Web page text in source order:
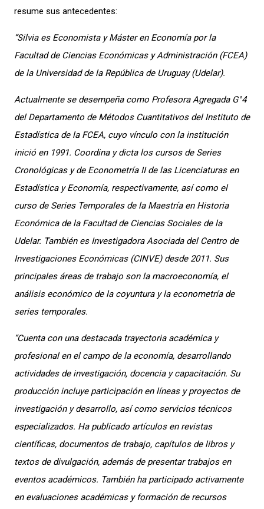
resume sus antecedentes:
“Silvia es Economista y Máster en Economía por la
Facultad de Ciencias Económicas y Administración (FCEA)
de la Universidad de la República de Uruguay (Udelar).
Actualmente se desempeña como Profesora Agregada G°4
del Departamento de Métodos Cuantitativos del Instituto de
Estadística de la FCEA, cuyo vínculo con la institución
inició en 1991. Coordina y dicta los cursos de Series
Cronológicas y de Econometría II de las Licenciaturas en
Estadística y Economía, respectivamente, así como el
curso de Series Temporales de la Maestría en Historia
Económica de la Facultad de Ciencias Sociales de la
Udelar. También es Investigadora Asociada del Centro de
Investigaciones Económicas (CINVE) desde 2011. Sus
principales áreas de trabajo son la macroeconomía, el
análisis económico de la coyuntura y la econometría de
series temporales.
“Cuenta con una destacada trayectoria académica y
profesional en el campo de la economía, desarrollando
actividades de investigación, docencia y capacitación. Su
producción incluye participación en líneas y proyectos de
investigación y desarrollo, así como servicios técnicos
especializados. Ha publicado artículos en revistas
científicas, documentos de trabajo, capítulos de libros y
textos de divulgación, además de presentar trabajos en
eventos académicos. También ha participado activamente
en evaluaciones académicas y formación de recursos